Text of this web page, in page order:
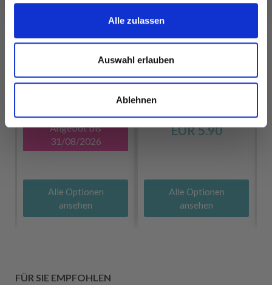
Alle zulassen
Auswahl erlauben
Ablehnen
VIKING BAMBINO
Angebot bis
31/08/2026
Alle Optionen
ansehen
EUR 5.90
Alle Optionen
ansehen
FÜR SIE EMPFOHLEN